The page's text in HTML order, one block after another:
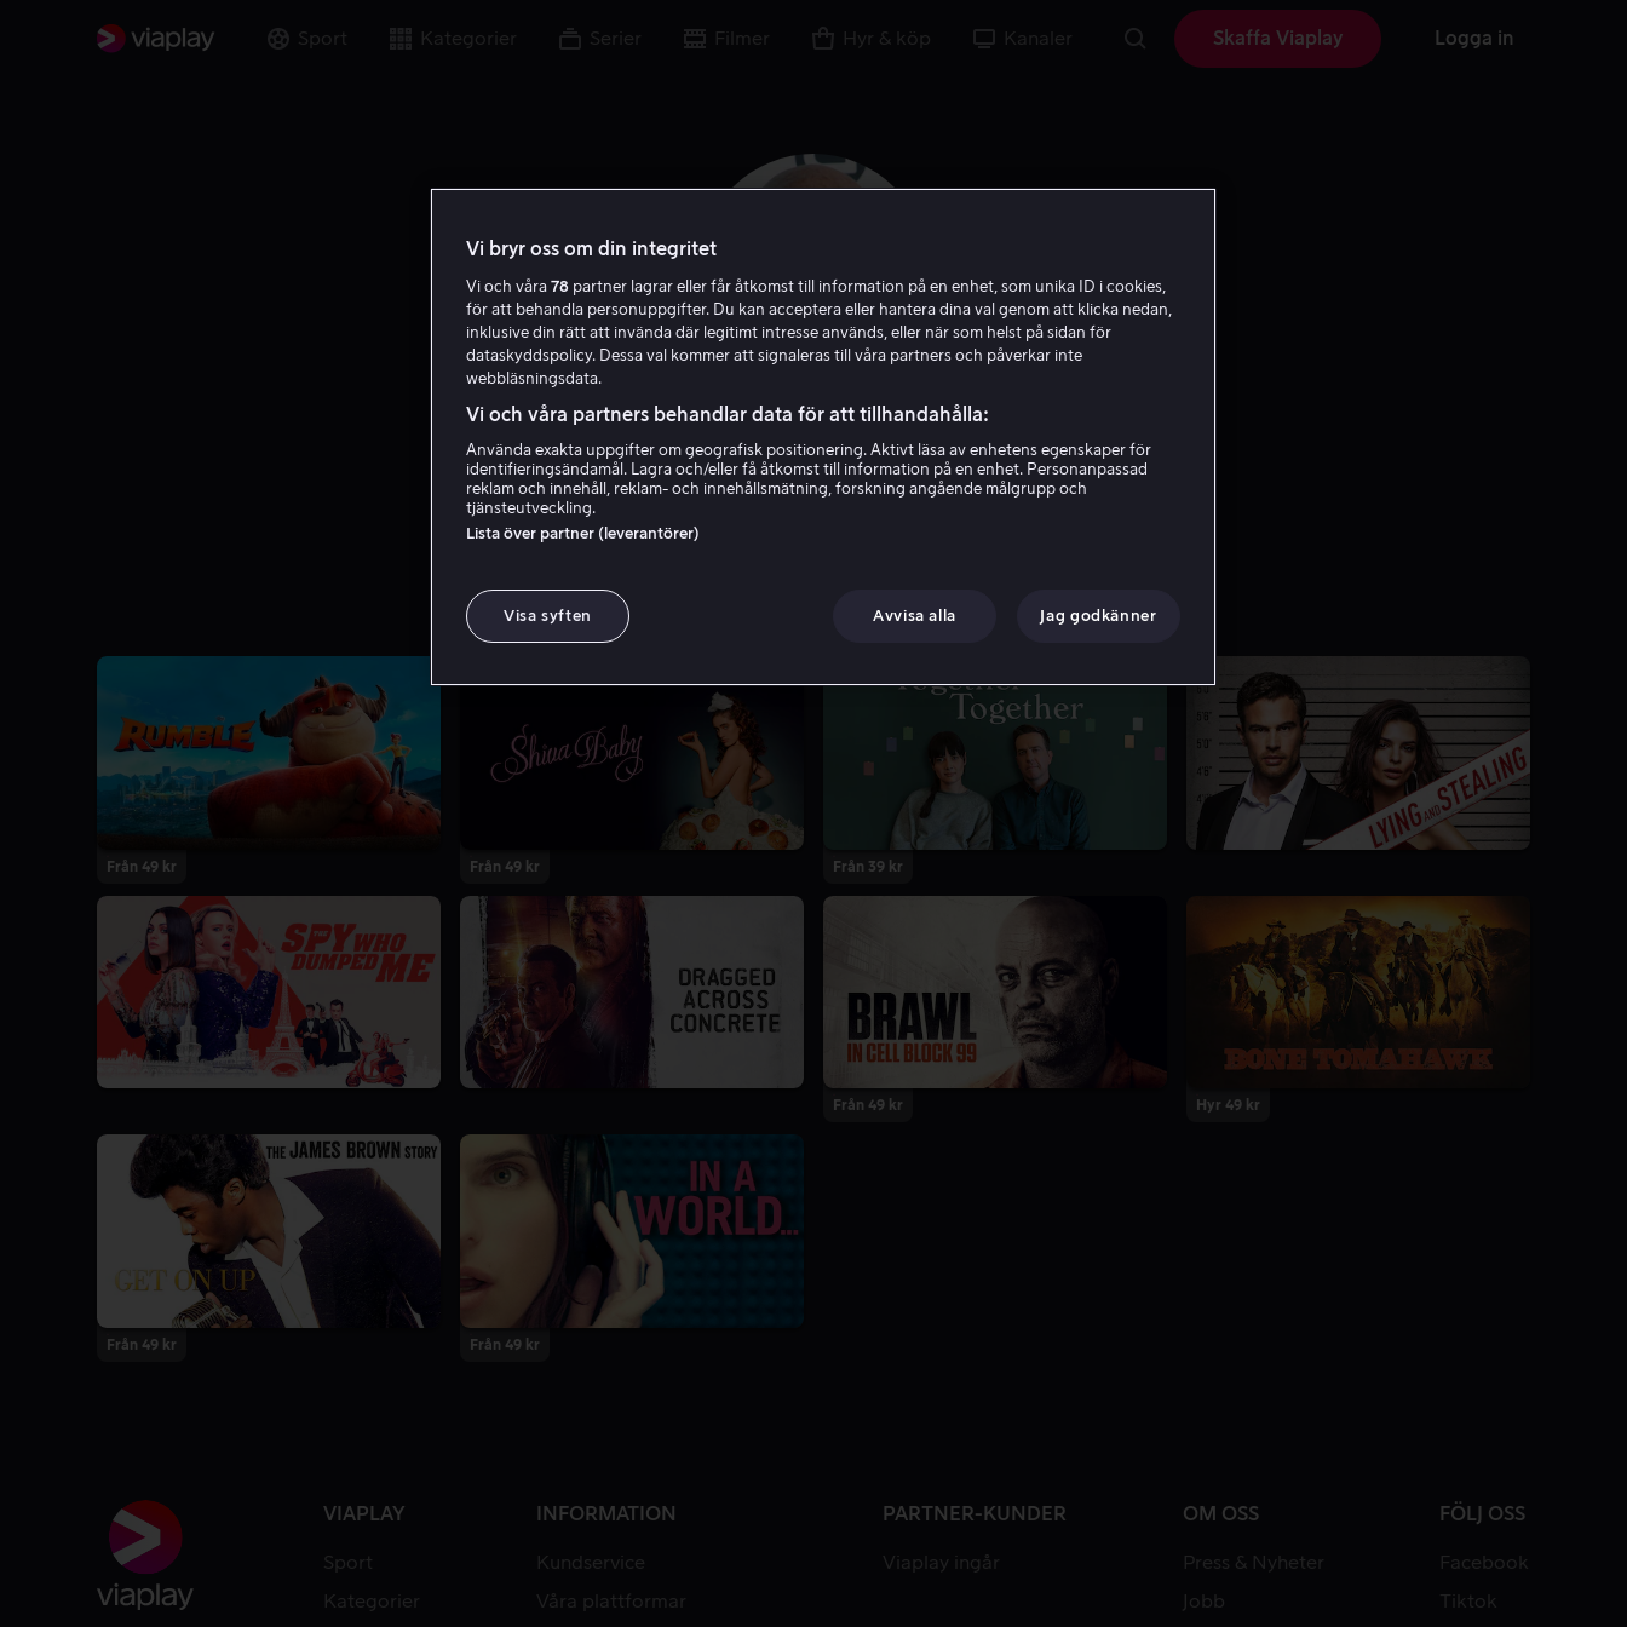
Sport Kategorier Serier Filmer Hyr & köp Kanaler Skaffa Viaplay Logga in
Fred Melamed
Röst Skådespelare Gäst
Från 49 kr Från 49 kr Från 39 kr
Från 49 kr Hyr 49 kr
Från 49 kr Från 49 kr
VIAPLAY
Sport
Kategorier
INFORMATION
Kundservice
Våra plattformar
PARTNER-KUNDER
Viaplay ingår
OM OSS
Press & Nyheter
Jobb
FÖLJ OSS
Facebook
Tiktok
Vi bryr oss om din integritet
Vi och våra 78 partner lagrar eller får åtkomst till information på en enhet, som unika ID i cookies,
för att behandla personuppgifter. Du kan acceptera eller hantera dina val genom att klicka nedan,
inklusive din rätt att invända där legitimt intresse används, eller när som helst på sidan för
dataskyddspolicy. Dessa val kommer att signaleras till våra partners och påverkar inte
webbläsningsdata.
Vi och våra partners behandlar data för att tillhandahålla:
Använda exakta uppgifter om geografisk positionering. Aktivt läsa av enhetens egenskaper för
identifieringsändamål. Lagra och/eller få åtkomst till information på en enhet. Personanpassad
reklam och innehåll, reklam- och innehållsmätning, forskning angående målgrupp och
tjänsteutveckling.
Lista över partner (leverantörer)
Visa syften Avvisa alla Jag godkänner